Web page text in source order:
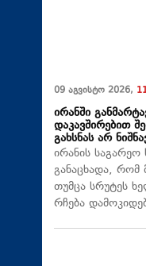
09 აგვისტო 2026,
ირანში
დაკავშირებით
გახსნას არ
ირანის საგარეო
განაცხადა, რომ
თუმცა სრუტეს
რჩება